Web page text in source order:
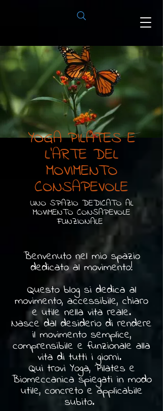
YOGA PILATES E
L'ARTE DEL
MOVIMENTO
CONSAPEVOLE
UNO SPAZIO DEDICATO AL
MOVIMENTO CONSAPEVOLE
FUNZIONALE
Benvenuto nel mio spazio
dedicato al movimento!
Questo blog si dedica al
movimento, accessibile, chiaro
e utile nella vita reale.
Nasce dal desiderio di rendere
il movimento semplice,
comprensibile e funzionale alla
vita di tutti i giorni.
Qui trovi Yoga, Pilates e
Biomeccanica spiegati in modo
utile, concreto e applicabile
subito.